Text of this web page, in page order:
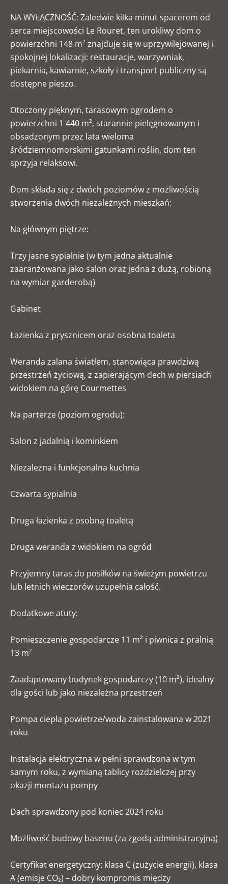
NA WYŁĄCZNOŚĆ: Zaledwie kilka minut spacerem od
serca miejscowości Le Rouret, ten urokliwy dom o
powierzchni 148 m² znajduje się w uprzywilejowanej i
spokojnej lokalizacji: restauracje, warzywniak,
piekarnia, kawiarnie, szkoły i transport publiczny są
dostępne pieszo.
Otoczony pięknym, tarasowym ogrodem o
powierzchni 1 440 m², starannie pielęgnowanym i
obsadzonym przez lata wieloma
śródziemnomorskimi gatunkami roślin, dom ten
sprzyja relaksowi.
Dom składa się z dwóch poziomów z możliwością
stworzenia dwóch niezależnych mieszkań:
Na głównym piętrze:
Trzy jasne sypialnie (w tym jedna aktualnie
zaaranżowana jako salon oraz jedna z dużą, robioną
na wymiar garderobą)
Gabinet
Łazienka z prysznicem oraz osobna toaleta
Weranda zalana światłem, stanowiąca prawdziwą
przestrzeń życiową, z zapierającym dech w piersiach
widokiem na górę Courmettes
Na parterze (poziom ogrodu):
Salon z jadalnią i kominkiem
Niezależna i funkcjonalna kuchnia
Czwarta sypialnia
Druga łazienka z osobną toaletą
Druga weranda z widokiem na ogród
Przyjemny taras do posiłków na świeżym powietrzu
lub letnich wieczorów uzupełnia całość.
Dodatkowe atuty:
Pomieszczenie gospodarcze 11 m² i piwnica z pralnią
13 m²
Zaadaptowany budynek gospodarczy (10 m²), idealny
dla gości lub jako niezależna przestrzeń
Pompa ciepła powietrze/woda zainstalowana w 2021
roku
Instalacja elektryczna w pełni sprawdzona w tym
samym roku, z wymianą tablicy rozdzielczej przy
okazji montażu pompy
Dach sprawdzony pod koniec 2024 roku
Możliwość budowy basenu (za zgodą administracyjną)
Certyfikat energetyczny: klasa C (zużycie energii), klasa
A (emisje CO₂) – dobry kompromis między